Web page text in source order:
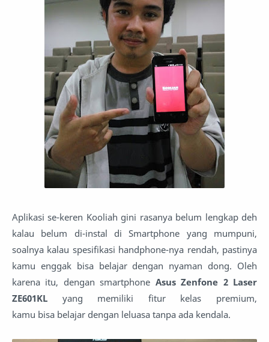
Aplikasi se-keren Kooliah gini rasanya belum lengkap deh
kalau belum di-instal di Smartphone yang mumpuni,
soalnya kalau spesifikasi handphone-nya rendah, pastinya
kamu enggak bisa belajar dengan nyaman dong. Oleh
karena itu, dengan smartphone Asus Zenfone 2 Laser
ZE601KL yang memiliki fitur kelas premium,
kamu bisa belajar dengan leluasa tanpa ada kendala.